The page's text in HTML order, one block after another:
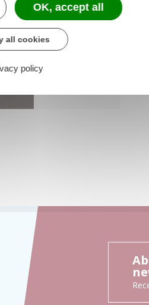
OK, accept all
all cookies
policy